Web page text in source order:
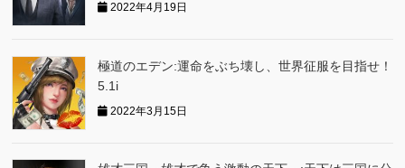
2022年4月19日
極道のエデン:運命をぶち壊し、世界征服を目指せ！
5.1i
2022年3月15日